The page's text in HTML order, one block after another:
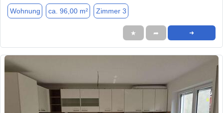
Wohnung ca. 96,00 m² Zimmer 3
★ ➦ ➜